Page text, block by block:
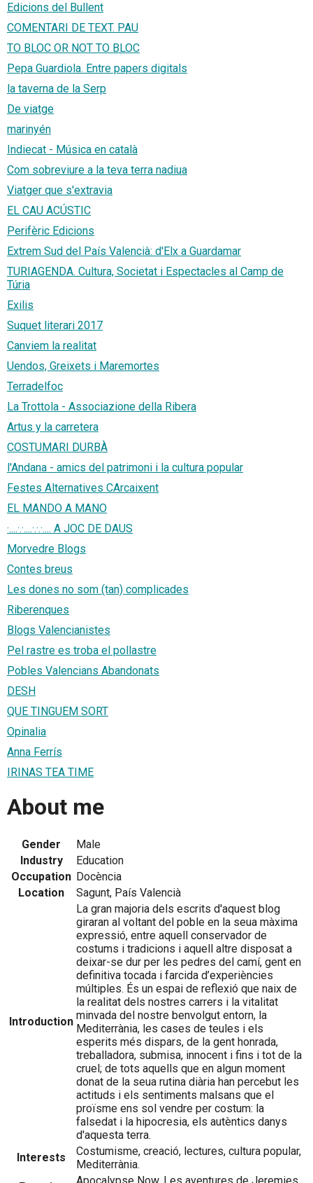
Edicions del Bullent
COMENTARI DE TEXT. PAU
TO BLOC OR NOT TO BLOC
Pepa Guardiola. Entre papers digitals
la taverna de la Serp
De viatge
marinyén
Indiecat - Música en català
Com sobreviure a la teva terra nadiua
Viatger que s'extravia
EL CAU ACÚSTIC
Perifèric Edicions
Extrem Sud del País Valencià: d'Elx a Guardamar
TURIAGENDA. Cultura, Societat i Espectacles al Camp de
Túria
Exilis
Suquet literari 2017
Canviem la realitat
Uendos, Greixets i Maremortes
Terradelfoc
La Trottola - Associazione della Ribera
Artus y la carretera
COSTUMARI DURBÀ
l'Andana - amics del patrimoni i la cultura popular
Festes Alternatives CArcaixent
EL MANDO A MANO
·....·.·....·.·.·.... A JOC DE DAUS
Morvedre Blogs
Contes breus
Les dones no som (tan) complicades
Riberenques
Blogs Valencianistes
Pel rastre es troba el pollastre
Pobles Valencians Abandonats
DESH
QUE TINGUEM SORT
Opinalia
Anna Ferrís
IRINAS TEA TIME
About me
Gender
Male
Industry
Education
Occupation Docència
Location
Sagunt, País Valencià
Introduction
La gran majoria dels escrits d'aquest blog
giraran al voltant del poble en la seua màxima
expressió, entre aquell conservador de
costums i tradicions i aquell altre disposat a
deixar-se dur per les pedres del camí, gent en
definitiva tocada i farcida d’experiències
múltiples. És un espai de reflexió que naix de
la realitat dels nostres carrers i la vitalitat
minvada del nostre benvolgut entorn, la
Mediterrània, les cases de teules i els
esperits més dispars, de la gent honrada,
treballadora, submisa, innocent i fins i tot de la
cruel; de tots aquells que en algun moment
donat de la seua rutina diària han percebut les
actituds i els sentiments malsans que el
proïsme ens sol vendre per costum: la
falsedat i la hipocresia, els autèntics danys
d'aquesta terra.
Interests
Costumisme, creació, lectures, cultura popular,
Mediterrània.